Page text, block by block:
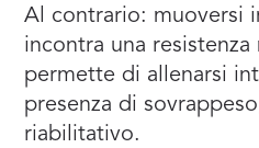
Al contrario: muoversi
incontra una
permette di allenarsi
presenza di
riabilitativo.